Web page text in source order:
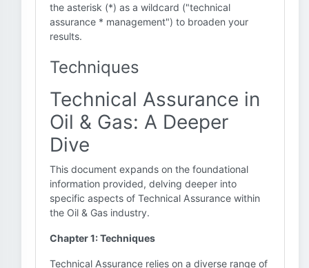
the asterisk (*) as a wildcard ("technical
assurance * management") to broaden your
results.
Techniques
Technical Assurance in
Oil & Gas: A Deeper
Dive
This document expands on the foundational
information provided, delving deeper into
specific aspects of Technical Assurance within
the Oil & Gas industry.
Chapter 1: Techniques
Technical Assurance relies on a diverse range of